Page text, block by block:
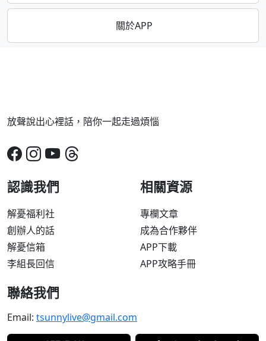
關於APP
放聲說出心裡話，陪你一起走過煩惱
認識我們
解憂福利社
創辦人的話
解憂信箱
李組長回信
相關資源
專欄文章
成為合作夥伴
APP下載
APP攻略手冊
聯絡我們
Email: tsunnylive@gmail.com